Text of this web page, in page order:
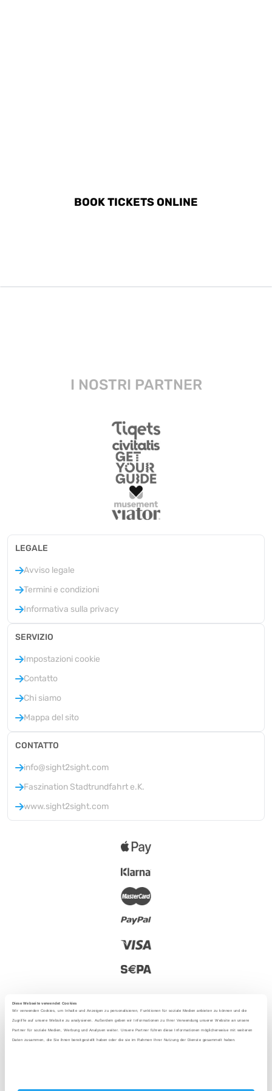
Diese Webseite verwendet Cookies
Wir verwenden Cookies, um Inhalte und Anzeigen zu personalisieren, Funktionen für soziale Medien anbieten zu können und die
Zugriffe auf unsere Website zu analysieren. Außerdem geben wir Informationen zu Ihrer Verwendung unserer Website an unsere
Partner für soziale Medien, Werbung und Analysen weiter. Unsere Partner führen diese Informationen möglicherweise mit weiteren
Daten zusammen, die Sie ihnen bereitgestellt haben oder die sie im Rahmen Ihrer Nutzung der Dienste gesammelt haben.
BOOK TICKETS ONLINE
I NOSTRI PARTNER
LEGALE
Avviso legale
Termini e condizioni
Informativa sulla privacy
SERVIZIO
Impostazioni cookie
Contatto
Chi siamo
Mappa del sito
CONTATTO
info@sight2sight.com
Faszination Stadtrundfahrt e.K.
www.sight2sight.com
2025 - Con amore da Berlino